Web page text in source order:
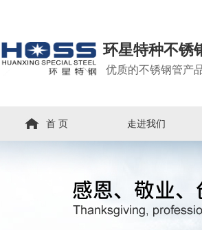
环星特种不锈
优质的不锈钢管产
首 页 走进我们